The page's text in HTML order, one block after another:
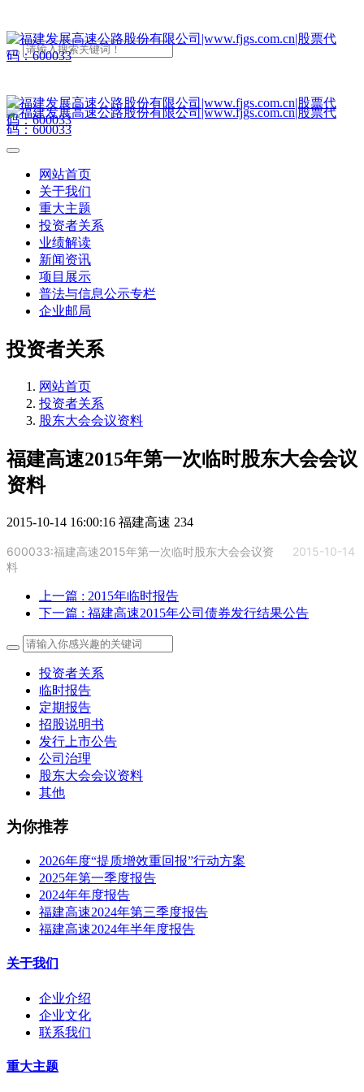
网站首页
关于我们
重大主题
投资者关系
业绩解读
新闻资讯
项目展示
普法与信息公示专栏
企业邮局
投资者关系
网站首页
投资者关系
股东大会会议资料
福建高速2015年第一次临时股东大会会议
资料
2015-10-14 16:00:16 福建高速 234
2015-10-14
600033:福建高速2015年第一次临时股东大会会议资
料
上一篇 : 2015年临时报告
下一篇 : 福建高速2015年公司债券发行结果公告
投资者关系
临时报告
定期报告
招股说明书
发行上市公告
公司治理
股东大会会议资料
其他
为你推荐
2026年度“提质增效重回报”行动方案
2025年第一季度报告
2024年年度报告
福建高速2024年第三季度报告
福建高速2024年半年度报告
关于我们
企业介绍
企业文化
联系我们
重大主题